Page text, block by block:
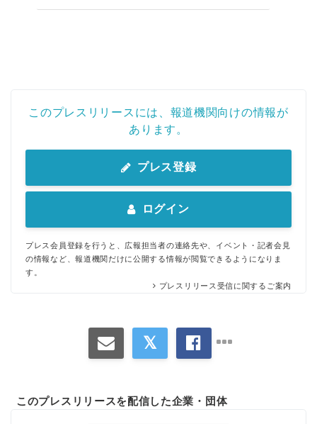
このプレスリリースには、報道機関向けの情報が
あります。
プレス登録
ログイン
プレス会員登録を行うと、広報担当者の連絡先や、イベント・記者会見
の情報など、報道機関だけに公開する情報が閲覧できるようになりま
す。
プレスリリース受信に関するご案内
このプレスリリースを配信した企業・団体